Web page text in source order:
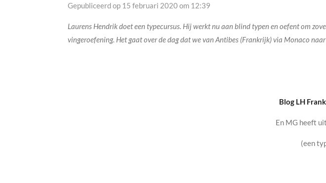
Gepubliceerd op 15 februari 2020 om 12:39
Laurens Hendrik doet een typecursus. Hij werkt nu aan blind typen en oefent om
vingeroefening. Het gaat over de dag dat we van Antibes (Frankrijk) via Monaco
Blog LH
En MG heeft
(een